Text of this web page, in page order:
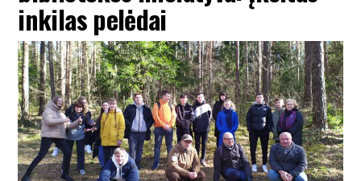
inkilas pelėdai